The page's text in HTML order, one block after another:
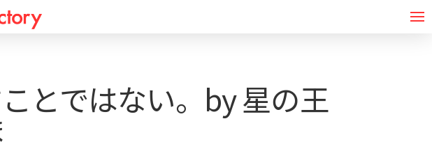
とではない。by 星の王